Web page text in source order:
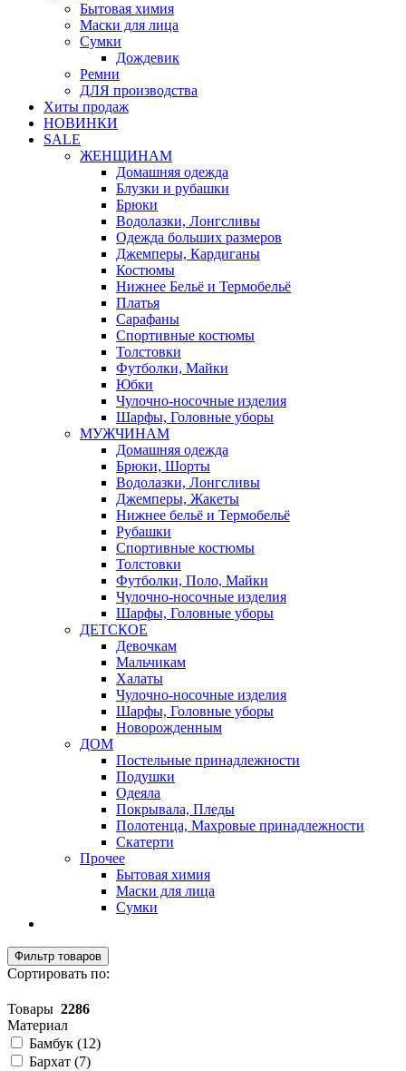
Бытовая химия
Маски для лица
Сумки
Дождевик
Ремни
ДЛЯ производства
Хиты продаж
НОВИНКИ
SALE
ЖЕНЩИНАМ
Домашняя одежда
Блузки и рубашки
Брюки
Водолазки, Лонгсливы
Одежда больших размеров
Джемперы, Кардиганы
Костюмы
Нижнее Бельё и Термобельё
Платья
Сарафаны
Спортивные костюмы
Толстовки
Футболки, Майки
Юбки
Чулочно-носочные изделия
Шарфы, Головные уборы
МУЖЧИНАМ
Домашняя одежда
Брюки, Шорты
Водолазки, Лонгсливы
Джемперы, Жакеты
Нижнее бельё и Термобельё
Рубашки
Спортивные костюмы
Толстовки
Футболки, Поло, Майки
Чулочно-носочные изделия
Шарфы, Головные уборы
ДЕТСКОЕ
Девочкам
Мальчикам
Халаты
Чулочно-носочные изделия
Шарфы, Головные уборы
Новорожденным
ДОМ
Постельные принадлежности
Подушки
Одеяла
Покрывала, Пледы
Полотенца, Махровые принадлежности
Скатерти
Прочее
Бытовая химия
Маски для лица
Сумки
Фильтр товаров
Сортировать по:
Товары 2286
Материал
Бамбук (12)
Бархат (7)